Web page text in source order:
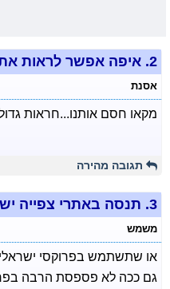
2. איפה אפשר לראות
אסנת
מקאו חסם אותנו...חראות
תגובה מהירה
3. תנסה באתרי צפייה
משמש
או שתשתמש בפרוקסי
גם ככה לא פספסת הרבה